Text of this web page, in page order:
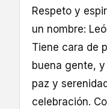
Respeto y
un nombre:
Tiene cara de
buena gente,
paz y
celebración.